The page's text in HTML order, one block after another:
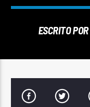
Señal FM
ESCRITO POR